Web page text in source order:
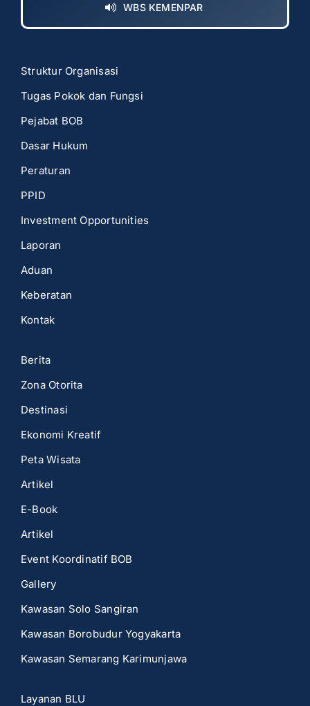
WBS KEMENPAR
Struktur Organisasi
Tugas Pokok dan Fungsi
Pejabat BOB
Dasar Hukum
Peraturan
PPID
Investment Opportunities
Laporan
Aduan
Keberatan
Kontak
Berita
Zona Otorita
Destinasi
Ekonomi Kreatif
Peta Wisata
Artikel
E-Book
Artikel
Event Koordinatif BOB
Gallery
Kawasan Solo Sangiran
Kawasan Borobudur Yogyakarta
Kawasan Semarang Karimunjawa
Layanan BLU